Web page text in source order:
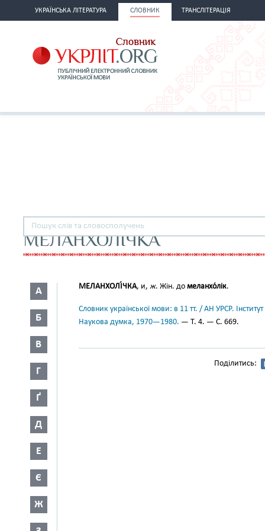
УКРАЇНСЬКА ЛІТЕРАТУРА СЛОВНИК ТРАНСЛІТЕРАЦІЯ
МЕЛАНХОЛІЧКА
А
Б
В
Г
Ґ
Д
Е
Є
Ж
МЕЛАНХОЛІ́ЧКА, и, ж. Жін. до меланхо́лік.
Словник української мови: в 11 тт. / АН УРСР.
Наукова думка, 1970—1980. — Т. 4. — С. 669.
Поділитись: